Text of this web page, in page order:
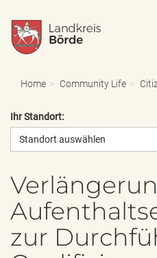
Home Community Life
Ihr Standort:
Standort auswählen
zur